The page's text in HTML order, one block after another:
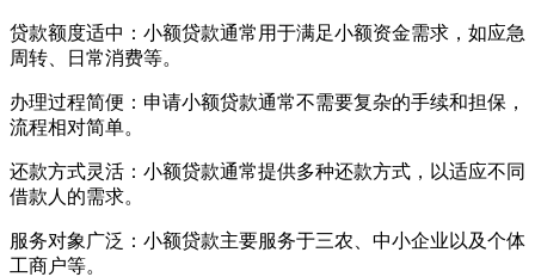
贷款额度适中：小额贷款通常用于满足小额资金需求，如应急
周转、日常消费等。
办理过程简便：申请小额贷款通常不需要复杂的手续和担保，
流程相对简单。
还款方式灵活：小额贷款通常提供多种还款方式，以适应不同
借款人的需求。
服务对象广泛：小额贷款主要服务于三农、中小企业以及个体
工商户等。